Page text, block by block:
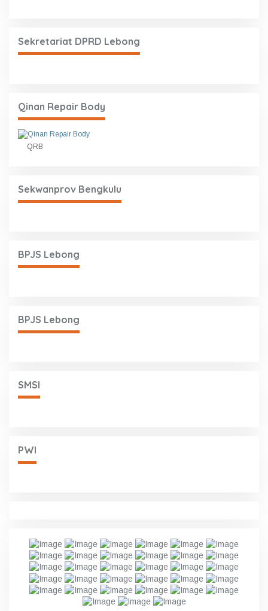
Sekretariat DPRD Lebong
Qinan Repair Body
QRB
Sekwanprov Bengkulu
BPJS Lebong
BPJS Lebong
SMSI
PWI